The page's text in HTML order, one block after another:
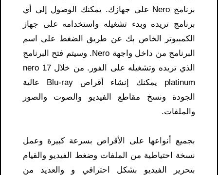
برنامج Nero على جهازك. يمكنك الوصول إلى أي
برنامج تريده وبدء تشغيله واستخدامه على جهاز
الكمبيوتر الخاص بك عن طريق الضغط على اسم
البرنامج من داخل واجهة Nero. وسيتم فتح البرنامج
الذي تريده وتشغيله على الفور. من خلال nero 17
platinum​ يمكنك إنشاء أقراص Blu-ray عالية
الجودة ونسخ مقاطع الفيديو والصوت والصور
والملفات.
بجميع أنواعها على الأقراص بسرعة كبيرة وعمل
نسخة احتياطية من الملفات وضغط الفيديو والقيام
بتحرير الفيديو بشكل احترافي و والعديد من